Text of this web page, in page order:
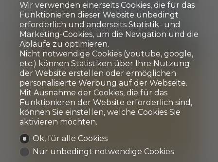
Eigentumswohnung
Lenzerheide/Lai
CHF 920'000.-
2.5 Dachgeschoss
Wir verwenden einerseits Cookies, die für das
Funktionieren dieser Website unbedingt
erforderlich und anderseits Statistik- und
Marketing-Cookies, um die Navigation und die
Abläufe zu optimieren.
Nicht notwendige Cookies (youtube, google,
etc.) können Statistiken über Ihre Nutzung
der Website erstellen oder ermöglichen
personalisierte Werbung auf der Webseite.
Mit Ausnahme der Cookies, die für das
Funktionieren der Website erforderlich sind,
können Sie einstellen, welche Cookies Sie
aktivieren möchten.
Ok, für alle Cookies
Nur unbedingt notwendige Cookies